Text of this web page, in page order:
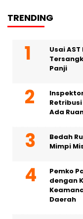
TRENDING
Usai
Panji
Ada
Bedah
Mimpi
Pemko
dengan
Daerah